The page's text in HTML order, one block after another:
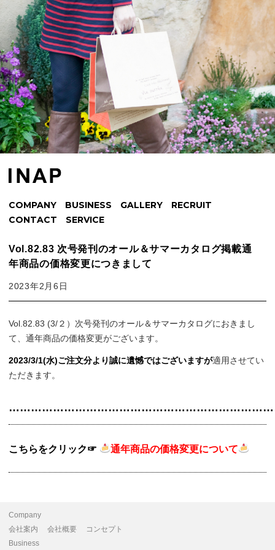
COMPANY BUSINESS GALLERY
RECRUIT
CONTACT
SERVICE
Vol.82.83 次号発刊のオール＆サマーカタログ掲載通
年商品の価格変更につきまして
2023年2月6日
Vol.82.83 (3/２）次号発刊のオール＆サマーカタログにおきまし
て、通年商品の価格変更がございます。
2023/3/1(水)ご注文分より誠に遺憾ではございますが適用させてい
ただきます。
こちらをクリック☞ 通年商品の価格変更について
Company
会社案内
会社概要
コンセプト
Business